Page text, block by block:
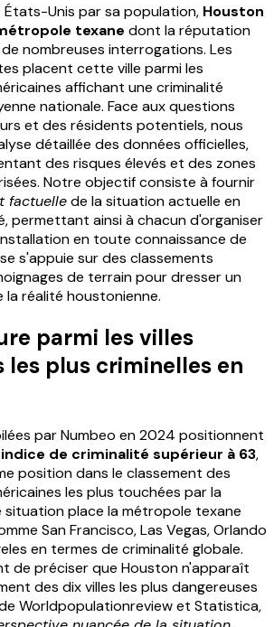
États-Unis par sa population, Houston
texane dont la réputation
nombreuses interrogations. Les
placent cette ville parmi les
affichant une criminalité
nationale. Face aux questions
et des résidents potentiels, nous
détaillée des données officielles,
des risques élevés et des zones
Notre objectif consiste à fournir
factuellede la situation actuelle en
permettant ainsi à chacun d'organiser
en toute connaissance de
s'appuie sur des classements
de terrain pour dresser un
réalité houstonienne.
parmi les villes
les plus criminelles en
par Numbeo en 2024 positionnent
de criminalité supérieur à 63,
position dans le classement des
les plus touchées par la
situation place la métropole texane
San Francisco, Las Vegas, Orlando
en termes de criminalité globale.
de préciser que Houston n'apparaît
des dix villes les plus dangereuses
Worldpopulationreview et Statistica,